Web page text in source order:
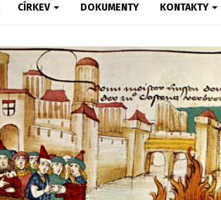
CÍRKEV DOKUMENTY KONTAKTY